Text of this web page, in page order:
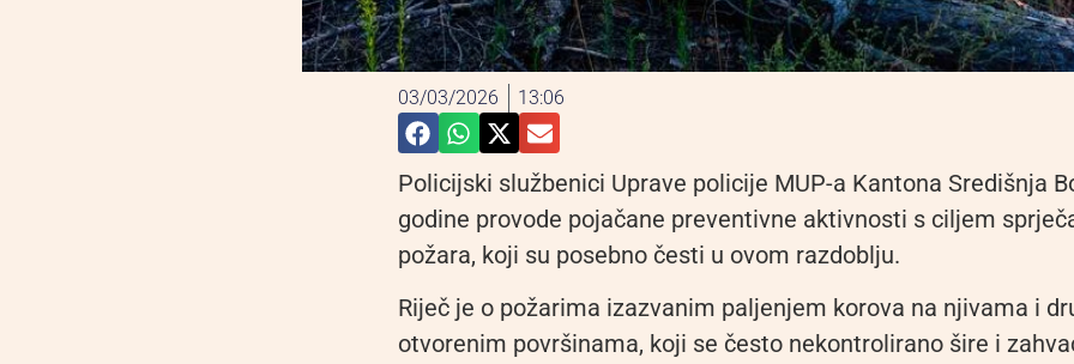
03/03/2026 13:06
Policijski službenici Uprave policije MUP-a Kantona Središnja
godine provode pojačane preventivne aktivnosti s ciljem
požara, koji su posebno česti u ovom razdoblju.
Riječ je o požarima izazvanim paljenjem korova na njivama i
otvorenim površinama, koji se često nekontrolirano šire i